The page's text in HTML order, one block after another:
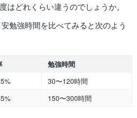
はどれくらい違うのでしょうか。
勉強時間を比べてみると次のよう
勉強時間
30〜120時間
150〜300時間